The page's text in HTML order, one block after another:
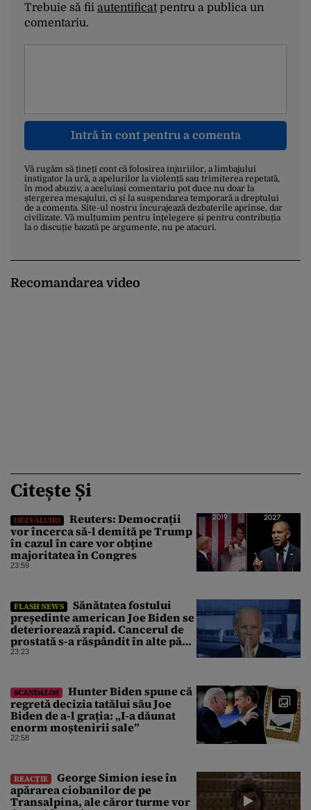
Trebuie să fii autentificatpentru a publica un
comentariu.
Intră în cont pentru a comenta
Vă rugăm să țineți cont că folosirea injuriilor, a limbajului
instigator la ură, a apelurilor la violență sau trimiterea repetată,
în mod abuziv, a aceluiași comentariu pot duce nu doar la
ștergerea mesajului, ci și la suspendarea temporară a dreptului
de a comenta. Site-ul nostru încurajează dezbaterile aprinse, dar
civilizate. Vă mulțumim pentru înțelegere și pentru contribuția
la o discuție bazată pe argumente, nu pe atacuri.
Recomandarea video
Citește Și
DEZVĂLUIRI
Reuters: Democrații
vor încerca să-l demită pe Trump
în cazul în care vor obține
majoritatea în Congres
23:59
FLASH NEWS
Sănătatea fostului
președinte american Joe Biden se
deteriorează rapid. Cancerul de
prostată s-a răspândit în alte părți
ale corpului
23:23
SCANDALOS
Hunter Biden spune că
regretă decizia tatălui său Joe
Biden de a-l grația: „I-a dăunat
enorm moștenirii sale”
22:58
REACȚIE
George Simion iese în
apărarea ciobanilor de pe
Transalpina, ale căror turme vor